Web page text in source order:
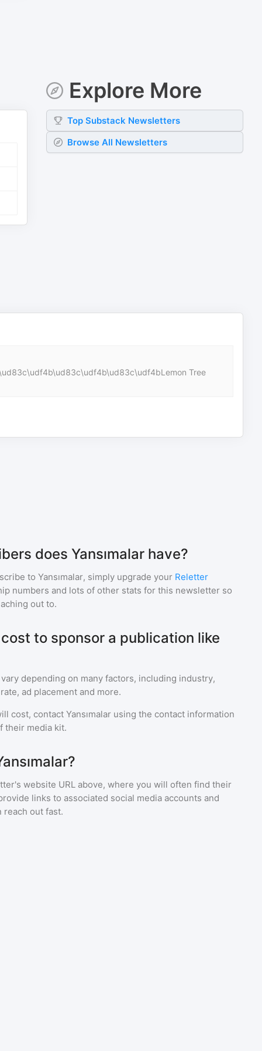
Explore More
TopSubstack Newsletters
Browse All Newsletters
\ud83c\udf4b\ud83c\udf4b\ud83c\udf4bLemon Tree
does Yansımalar have?
to Yansımalar, simply upgrade your Reletter
numbers and lots of other stats for this newsletter so
out to.
to sponsor a publication like
depending on many factors, including industry,
ad placement and more.
cost, contact Yansımalar using the contact information
their media kit.
website URL above, where you will often find their
links to associated social media accounts and
reach out fast.